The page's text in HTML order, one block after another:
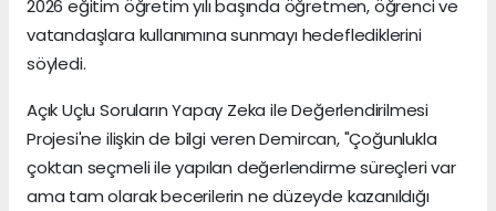
2026 eğitim öğretim yılı başında öğretmen, öğrenci ve
vatandaşlara kullanımına sunmayı hedeflediklerini
söyledi.
Açık Uçlu Soruların Yapay Zeka ile Değerlendirilmesi
Projesi'ne ilişkin de bilgi veren Demircan, "Çoğunlukla
çoktan seçmeli ile yapılan değerlendirme süreçleri var
ama tam olarak becerilerin ne düzeyde kazanıldığı